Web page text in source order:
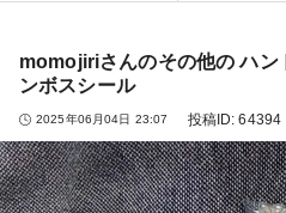
momojiriさんのその他の ハ
ンボスシール
2025年06月04日 23:07 投稿ID:64394